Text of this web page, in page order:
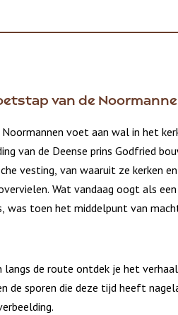
van de
voet aan wal in het
van de Deense prins Godfried
vesting, van waaruit ze kerken
Wat vandaag oogt als
was toen het middelpunt van
langs de route ontdek je het
de sporen die deze tijd heeft